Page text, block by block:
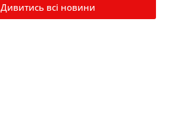
Дивитись всі новини